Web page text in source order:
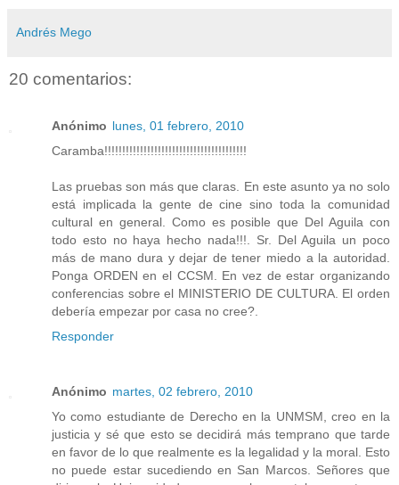
Andrés Mego
20 comentarios:
Anónimo lunes, 01 febrero, 2010
Caramba!!!!!!!!!!!!!!!!!!!!!!!!!!!!!!!!!!!!!!!!
Las pruebas son más que claras. En este asunto ya no solo
está implicada la gente de cine sino toda la comunidad
cultural en general. Como es posible que Del Aguila con
todo esto no haya hecho nada!!!. Sr. Del Aguila un poco
más de mano dura y dejar de tener miedo a la autoridad.
Ponga ORDEN en el CCSM. En vez de estar organizando
conferencias sobre el MINISTERIO DE CULTURA. El orden
debería empezar por casa no cree?.
Responder
Anónimo martes, 02 febrero, 2010
Yo como estudiante de Derecho en la UNMSM, creo en la
justicia y sé que esto se decidirá más temprano que tarde
en favor de lo que realmente es la legalidad y la moral. Esto
no puede estar sucediendo en San Marcos. Señores que